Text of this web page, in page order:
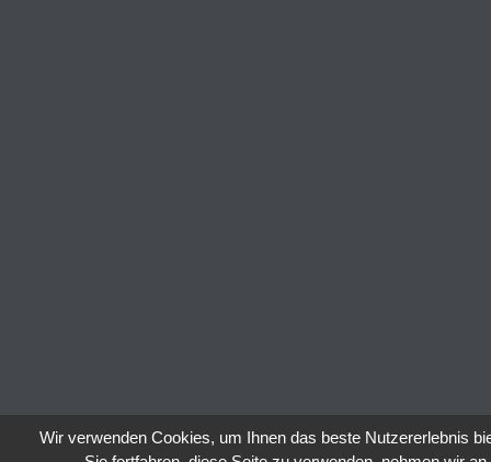
Wir verwenden Cookies, um Ihnen das beste Nutzererlebnis